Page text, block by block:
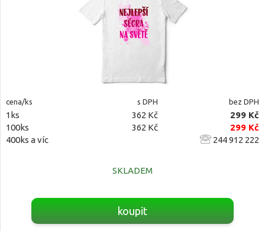
cena/ks s DPH bez DPH
1ks 362 Kč
299 Kč
100ks
362 Kč
299 Kč
400ks a víc
244 912 222
SKLADEM
koupit